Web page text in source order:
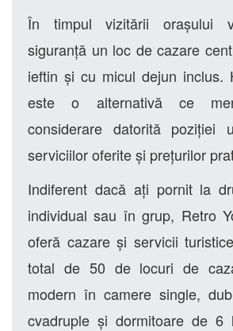
În timpul vizitării orașului
siguranță un loc de cazare
ieftin și cu micul dejun inclus.
este o alternativă ce
considerare datorită poziției
serviciilor oferite și prețurilor
Indiferent dacă ați pornit la
individual sau în grup, Retro
oferă cazare și servicii
total de 50 de locuri de
modern în camere single,
cvadruple și dormitoare de 6